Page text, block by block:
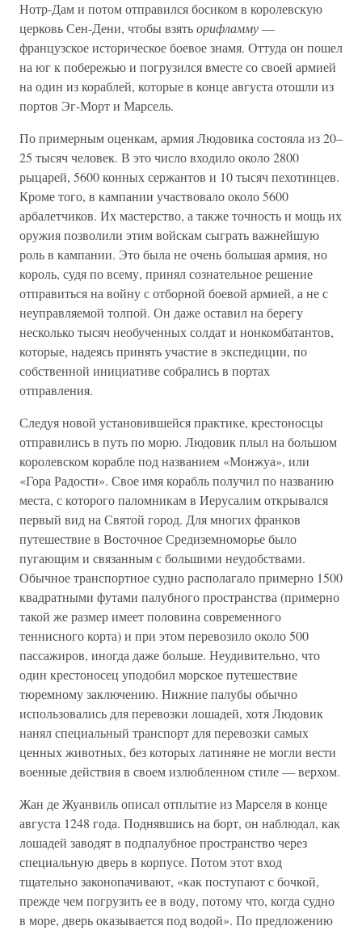
Нотр-Дам и потом отправился босиком в королевскую
церковь Сен-Дени, чтобы взятьорифламму—
французское историческое боевое знамя. Оттуда он пошел
на юг к побережью и погрузился вместе со своей армией
на один из кораблей, которые в конце августа отошли из
портов Эг-Морт и Марсель.
По примерным оценкам, армия Людовика состояла из 20–
25 тысяч человек. В это число входило около 2800
рыцарей, 5600 конных сержантов и 10 тысяч пехотинцев.
Кроме того, в кампании участвовало около 5600
арбалетчиков. Их мастерство, а также точность и мощь их
оружия позволили этим войскам сыграть важнейшую
роль в кампании. Это была не очень большая армия, но
король, судя по всему, принял сознательное решение
отправиться на войну с отборной боевой армией, а не с
неуправляемой толпой. Он даже оставил на берегу
несколько тысяч необученных солдат и нонкомбатантов,
которые, надеясь принять участие в экспедиции, по
собственной инициативе собрались в портах
отправления.
Следуя новой установившейся практике, крестоносцы
отправились в путь по морю. Людовик плыл на большом
королевском корабле под названием «Монжуа», или
«Гора Радости». Свое имя корабль получил по названию
места, с которого паломникам в Иерусалим открывался
первый вид на Святой город. Для многих франков
путешествие в Восточное Средиземноморье было
пугающим и связанным с большими неудобствами.
Обычное транспортное судно располагало примерно 1500
квадратными футами палубного пространства (примерно
такой же размер имеет половина современного
теннисного корта) и при этом перевозило около 500
пассажиров, иногда даже больше. Неудивительно, что
один крестоносец уподобил морское путешествие
тюремному заключению. Нижние палубы обычно
использовались для перевозки лошадей, хотя Людовик
нанял специальный транспорт для перевозки самых
ценных животных, без которых латиняне не могли вести
военные действия в своем излюбленном стиле — верхом.
Жан де Жуанвиль описал отплытие из Марселя в конце
августа 1248 года. Поднявшись на борт, он наблюдал, как
лошадей заводят в подпалубное пространство через
специальную дверь в корпусе. Потом этот вход
тщательно законопачивают, «как поступают с бочкой,
прежде чем погрузить ее в воду, потому что, когда судно
в море, дверь оказывается под водой». По предложению